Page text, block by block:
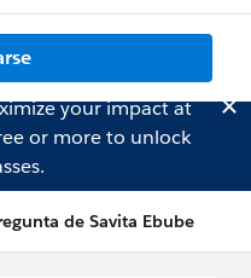
your impact at
or more to unlock
de Savita Ebube